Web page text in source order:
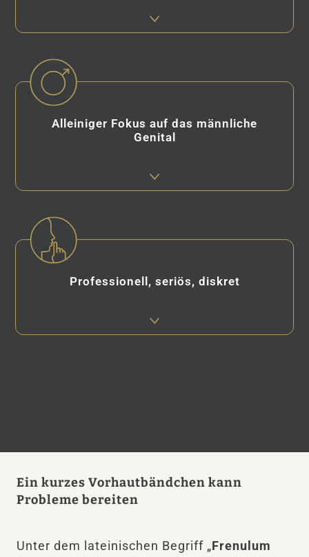
Alleiniger Fokus auf das männliche
Genital
Professionell, seriös, diskret
Ein kurzes Vorhautbändchen kann
Probleme bereiten
Unter dem lateinischen Begriff „Frenulum